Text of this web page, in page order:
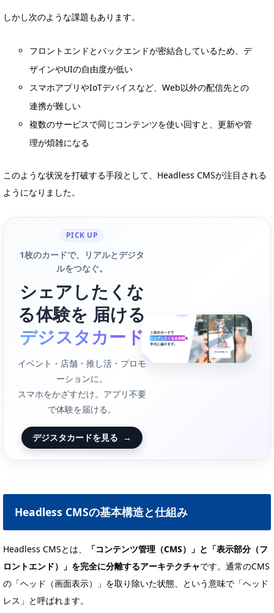
しかし次のような課題もあります。
フロントエンドとバックエンドが密結合しているため、デ
ザインやUIの自由度が低い
スマホアプリやIoTデバイスなど、Web以外の配信先との
連携が難しい
複数のサービスで同じコンテンツを使い回すと、更新や管
理が煩雑になる
このような状況を打破する手段として、Headless CMSが注目される
ようになりました。
PICK UP
1枚のカードで、リアルとデジタ
ルをつなぐ。
シェアしたくな
る体験を 届ける
デジスタカード
イベント・店舗・推し活・プロモ
ーションに。
スマホをかざすだけ。アプリ不要
で体験を届ける。
デジスタカードを見る →
Headless CMSの基本構造と仕組み
Headless CMSとは、
「コンテンツ管理（CMS）」と「表示部分（フ
ロントエンド）」を完全に分離するアーキテクチャです。通常のCMS
の「ヘッド（画面表示）」を取り除いた状態、という意味で「ヘッド
レス」と呼ばれます。